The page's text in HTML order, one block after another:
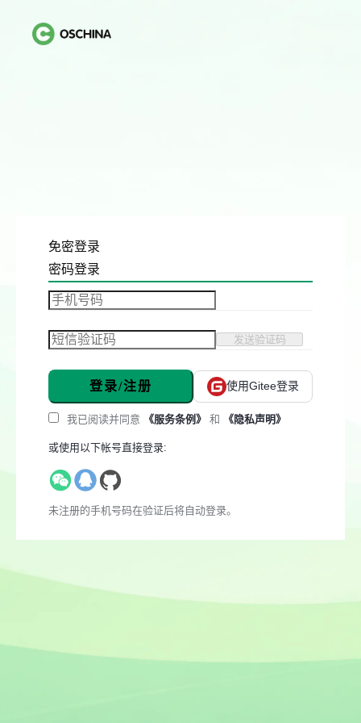
免密登录
密码登录
发送验证码
登录/注册 使用Gitee登录
我已阅读并同意 《服务条例》 和 《隐私声明》
或使用以下帐号直接登录:
未注册的手机号码在验证后将自动登录。